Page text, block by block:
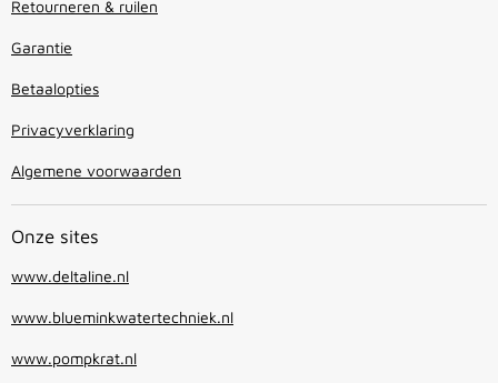
Retourneren & ruilen
Garantie
Betaalopties
Privacyverklaring
Algemene voorwaarden
Onze sites
www.deltaline.nl
www.blueminkwatertechniek.nl
www.pompkrat.nl